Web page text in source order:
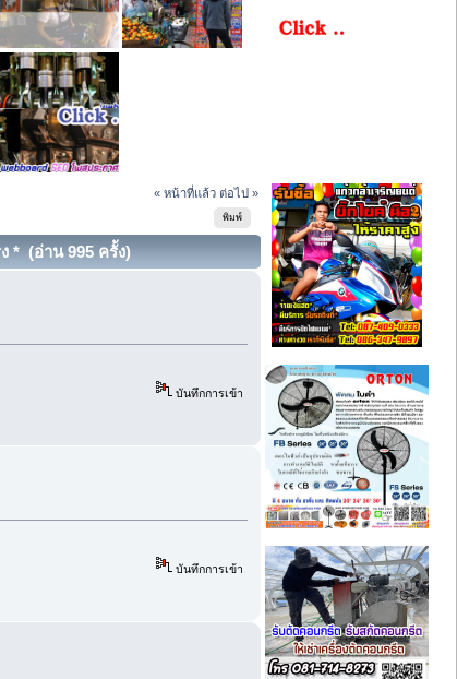
« หน้าที่แล้ว ต่อไป »
พิมพ์
* (อ่าน 995 ครั้ง)
บันทึกการเข้า
บันทึกการเข้า